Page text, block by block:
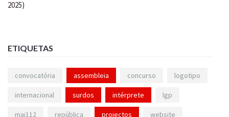
ETIQUETAS
convocatória assembleia concurso logotipo
internacional surdos intérprete lgp
mai112 república projectos website